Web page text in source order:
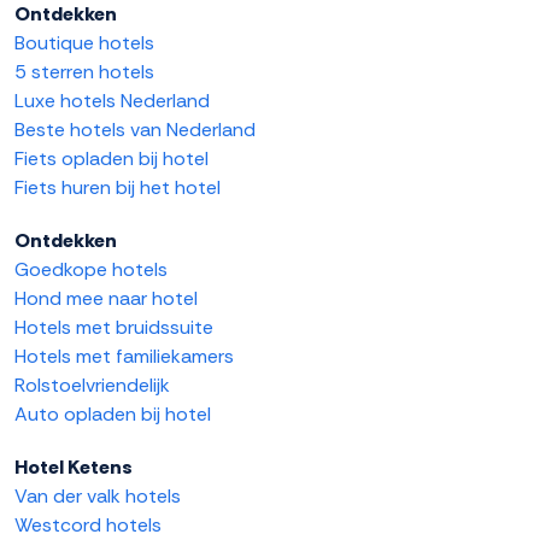
Ontdekken
Boutique hotels
5 sterren hotels
Luxe hotels Nederland
Beste hotels van Nederland
Fiets opladen bij hotel
Fiets huren bij het hotel
Ontdekken
Goedkope hotels
Hond mee naar hotel
Hotels met bruidssuite
Hotels met familiekamers
Rolstoelvriendelijk
Auto opladen bij hotel
Hotel Ketens
Van der valk hotels
Westcord hotels